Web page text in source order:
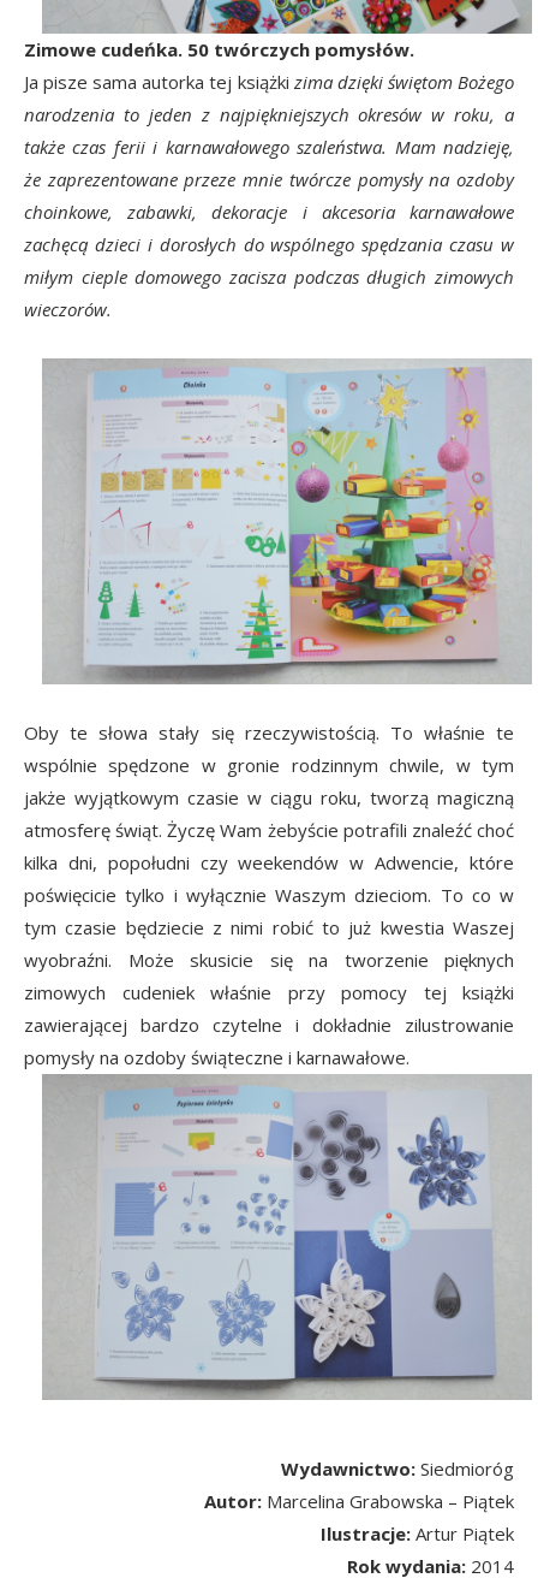
Zimowe cudeńka. 50 twórczych pomysłów.
Ja pisze sama autorka tej książki zima dzięki świętom Bożego
narodzenia to jeden z najpiękniejszych okresów w roku, a
także czas ferii i karnawałowego szaleństwa. Mam nadzieję,
że zaprezentowane przeze mnie twórcze pomysły na ozdoby
choinkowe, zabawki, dekoracje i akcesoria karnawałowe
zachęcą dzieci i dorosłych do wspólnego spędzania czasu w
miłym cieple domowego zacisza podczas długich zimowych
wieczorów.
Oby te słowa stały się rzeczywistością. To właśnie te
wspólnie spędzone w gronie rodzinnym chwile, w tym
jakże wyjątkowym czasie w ciągu roku, tworzą magiczną
atmosferę świąt. Życzę Wam żebyście potrafili znaleźć choć
kilka dni, popołudni czy weekendów w Adwencie, które
poświęcicie tylko i wyłącznie Waszym dzieciom. To co w
tym czasie będziecie z nimi robić to już kwestia Waszej
wyobraźni. Może skusicie się na tworzenie pięknych
zimowych cudeniek właśnie przy pomocy tej książki
zawierającej bardzo czytelne i dokładnie zilustrowanie
pomysły na ozdoby świąteczne i karnawałowe.
Wydawnictwo: Siedmioróg
Autor: Marcelina Grabowska – Piątek
Ilustracje: Artur Piątek
Rok wydania: 2014